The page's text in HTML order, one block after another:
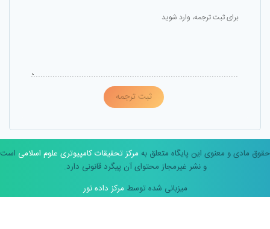
برای ثبت ترجمه، وارد شوید
ثبت ترجمه
حقوق مادی و معنوی این پایگاه متعلق به مرکز تحقیقات کامپیوتری علوم اسلامی است
و نشر غیرمجاز محتوای آن پیگرد قانونی دارد.
میزبانی شده توسطمرکز داده نور